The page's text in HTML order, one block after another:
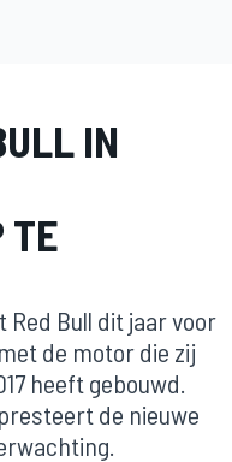
IN
TE
Red Bull dit jaar voor
de motor die zij
heeft gebouwd.
de nieuwe